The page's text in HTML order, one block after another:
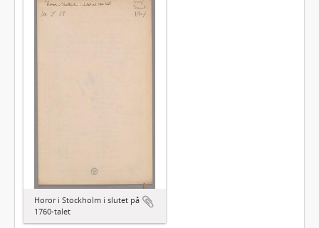
Horor i Stockholm i slutet på
1760-talet